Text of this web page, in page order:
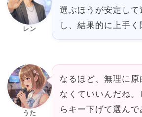
レン
選ぶほうが安定して
し、結果的に上手く
うた
なるほど、無理に原
なくていいんだね
らキー下げて選んで